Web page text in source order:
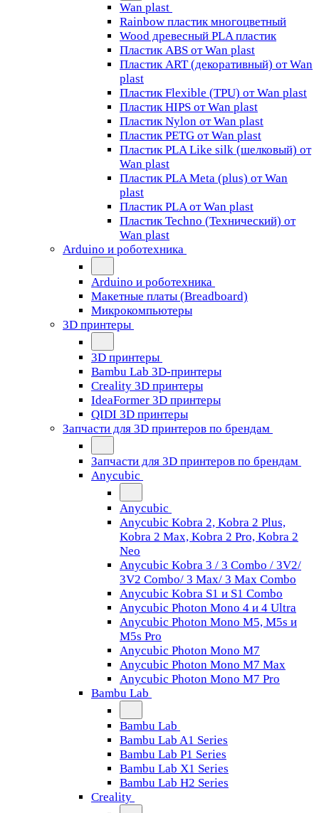
Wan plast
Rainbow пластик многоцветный
Wood древесный PLA пластик
Пластик ABS от Wan plast
Пластик ART (декоративный) от Wan
plast
Пластик Flexible (TPU) от Wan plast
Пластик HIPS от Wan plast
Пластик Nylon от Wan plast
Пластик PETG от Wan plast
Пластик PLA Like silk (шелковый) от
Wan plast
Пластик PLA Meta (plus) от Wan
plast
Пластик PLA от Wan plast
Пластик Techno (Технический) от
Wan plast
Arduino и роботехника
Arduino и роботехника
Макетные платы (Breadboard)
Микрокомпьютеры
3D принтеры
3D принтеры
Bambu Lab 3D-принтеры
Creality 3D принтеры
IdeaFormer 3D принтеры
QIDI 3D принтеры
Запчасти для 3D принтеров по брендам
Запчасти для 3D принтеров по брендам
Anycubic
Anycubic
Anycubic Kobra 2, Kobra 2 Plus,
Kobra 2 Max, Kobra 2 Pro, Kobra 2
Neo
Anycubic Kobra 3 / 3 Combo / 3V2/
3V2 Combo/ 3 Max/ 3 Max Combo
Anycubic Kobra S1 и S1 Combo
Anycubic Photon Mono 4 и 4 Ultra
Anycubic Photon Mono M5, M5s и
M5s Pro
Anycubic Photon Mono M7
Anycubic Photon Mono M7 Max
Anycubic Photon Mono M7 Pro
Bambu Lab
Bambu Lab
Bambu Lab A1 Series
Bambu Lab P1 Series
Bambu Lab X1 Series
Bambu Lab H2 Series
Creality